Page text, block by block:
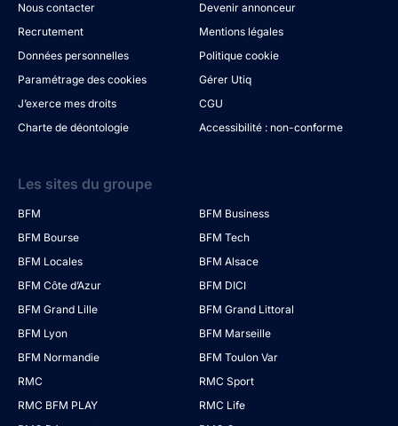
Nous contacter
Devenir annonceur
Recrutement
Mentions légales
Données personnelles
Politique cookie
Paramétrage des cookies
Gérer Utiq
J’exerce mes droits
CGU
Charte de déontologie
Accessibilité : non-conforme
Les sites du groupe
BFM
BFM Business
BFM Bourse
BFM Tech
BFM Locales
BFM Alsace
BFM Côte d’Azur
BFM DICI
BFM Grand Lille
BFM Grand Littoral
BFM Lyon
BFM Marseille
BFM Normandie
BFM Toulon Var
RMC
RMC Sport
RMC BFM PLAY
RMC Life